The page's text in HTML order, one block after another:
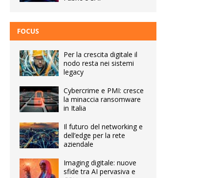
FOCUS
Per la crescita digitale il
nodo resta nei sistemi
legacy
Cybercrime e PMI: cresce
la minaccia ransomware
in Italia
Il futuro del networking e
dell’edge per la rete
aziendale
Imaging digitale: nuove
sfide tra AI pervasiva e